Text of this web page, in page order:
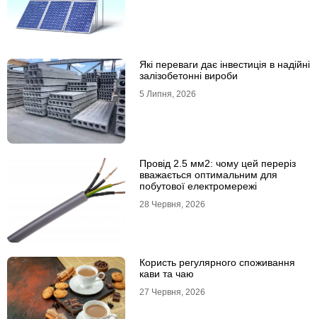
Які переваги дає інвестиція в надійні
залізобетонні вироби
5 Липня, 2026
Провід 2.5 мм2: чому цей переріз
вважається оптимальним для
побутової електромережі
28 Червня, 2026
Користь регулярного споживання
кави та чаю
27 Червня, 2026